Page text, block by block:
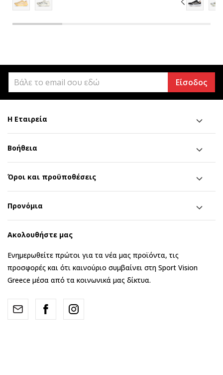
Είσοδος
Η Εταιρεία
Βοήθεια
Όροι και προϋποθέσεις
Προνόμια
Ακολουθήστε μας
Ενημερωθείτε πρώτοι για τα νέα μας προϊόντα, τις
προσφορές και ότι καινούριο συμβαίνει στη Sport Vision
Greece μέσα από τα κοινωνικά μας δίκτυα.